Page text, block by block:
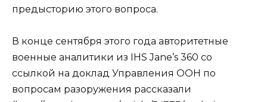
предысторию этого вопроса.
В конце сентября этого года авторитетные
военные аналитики из IHS Jane’s 360 со
ссылкой на доклад Управления ООН по
вопросам разоружения рассказали